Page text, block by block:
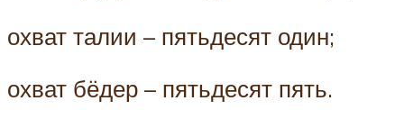
охват талии – пятьдесят один;
охват бёдер – пятьдесят пять.